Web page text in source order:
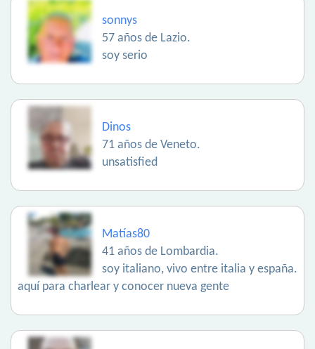
sonnys
57 años de Lazio.
soy serio
Dinos
71 años de Veneto.
unsatisfied
Matías80
41 años de Lombardia.
soy italiano, vivo entre italia y españa.
aquí para charlear y conocer nueva gente